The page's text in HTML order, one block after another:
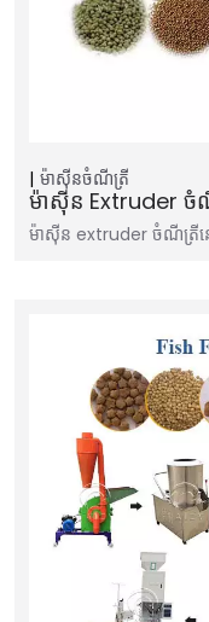
ម៉ាស៊ីនចំណីត្រី
ម៉ាស៊ីន Extruder ចំ
ម៉ាស៊ីន extruder ចំណីត្រីន